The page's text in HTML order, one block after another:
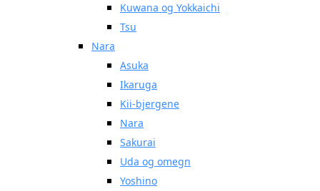
Kuwana og Yokkaichi
Tsu
Nara
Asuka
Ikaruga
Kii-bjergene
Nara
Sakurai
Uda og omegn
Yoshino